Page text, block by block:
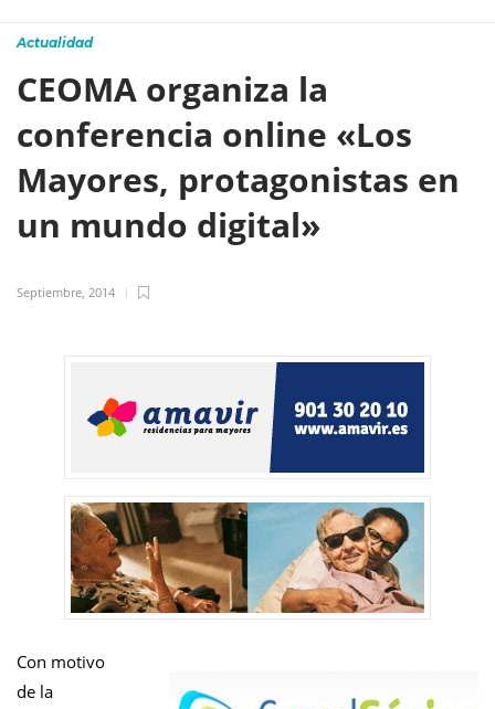
Actualidad
CEOMA organiza la
conferencia online «Los
Mayores, protagonistas en
un mundo digital»
Septiembre, 2014
Con motivo
de la